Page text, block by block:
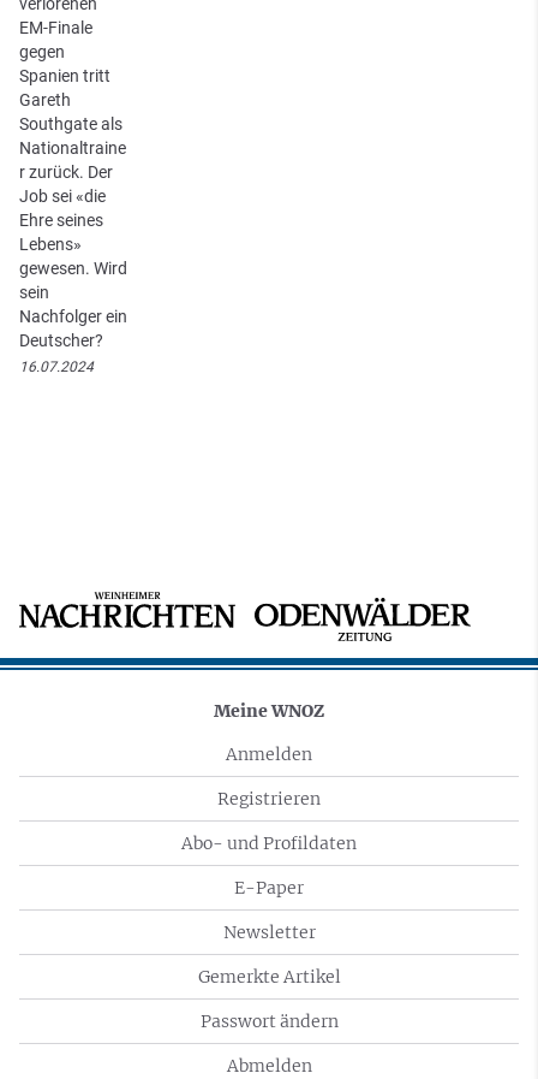
verlorenen
EM-Finale
gegen
Spanien tritt
Gareth
Southgate als
Nationaltraine
r zurück. Der
Job sei «die
Ehre seines
Lebens»
gewesen. Wird
sein
Nachfolger ein
Deutscher?
16.07.2024
Meine WNOZ
Anmelden
Registrieren
Abo- und Profildaten
E-Paper
Newsletter
Gemerkte Artikel
Passwort ändern
Abmelden